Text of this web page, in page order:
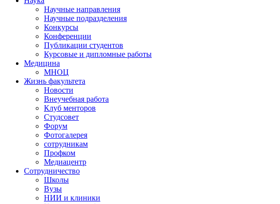
Научные направления
Научные подразделения
Конкурсы
Конференции
Публикации студентов
Курсовые и дипломные работы
Медицина
МНОЦ
Жизнь факультета
Новости
Внеучебная работа
Клуб менторов
Студсовет
Форум
Фотогалерея
сотрудникам
Профком
Медиацентр
Сотрудничество
Школы
Вузы
НИИ и клиники